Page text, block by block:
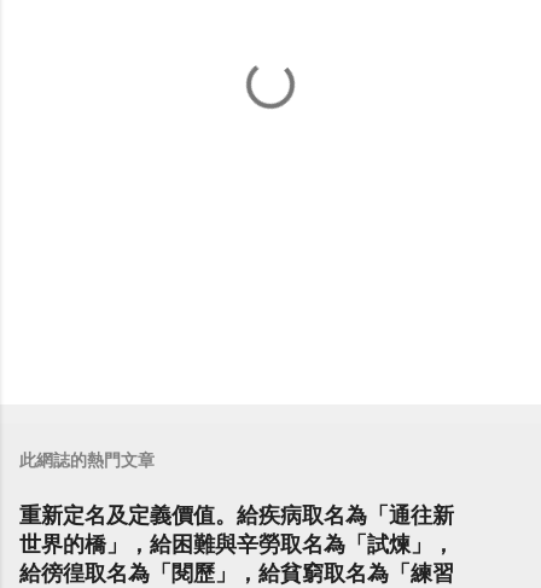
此網誌的熱門文章
重新定名及定義價值。給疾病取名為「通往新
世界的橋」，給困難與辛勞取名為「試煉」，
給徬徨取名為「閱歷」，給貧窮取名為「練習